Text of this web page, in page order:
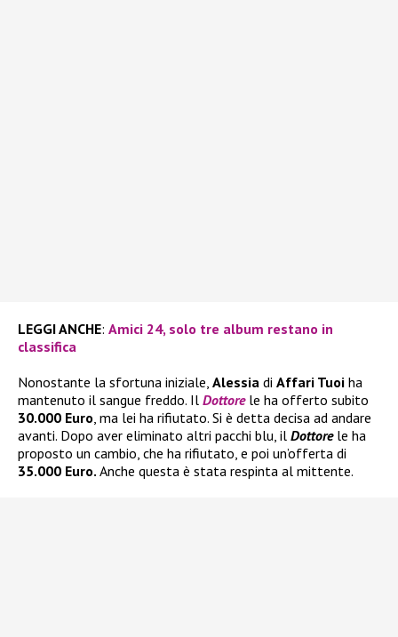
LEGGI ANCHE: Amici 24, solo tre album restano in
classifica
Nonostante la sfortuna iniziale, Alessia di Affari Tuoi ha
mantenuto il sangue freddo. Il Dottorele ha offerto subito
30.000 Euro, ma lei ha rifiutato. Si è detta decisa ad andare
avanti. Dopo aver eliminato altri pacchi blu, il Dottorele ha
proposto un cambio, che ha rifiutato, e poi un’offerta di
35.000 Euro. Anche questa è stata respinta al mittente.